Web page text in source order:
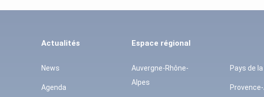
Actualités
News
Agenda
Espace régional
Auvergne-Rhône-
Alpes
Pays de